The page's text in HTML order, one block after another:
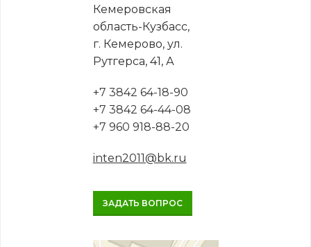
Кемеровская
область-Кузбасс,
г. Кемерово, ул.
Рутгерса, 41, А
+7 3842 64-18-90
+7 3842 64-44-08
+7 960 918-88-20
inten2011@bk.ru
ЗАДАТЬ ВОПРОС